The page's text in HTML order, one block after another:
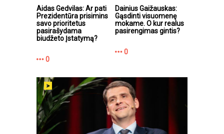
Aidas Gedvilas: Ar pati
Prezidentūra prisimins
savo prioritetus
pasirašydama
biudžeto Įstatymą?
0
Dainius Gaižauskas:
Gąsdinti visuomenę
mokame. O kur realus
pasirengimas gintis?
0